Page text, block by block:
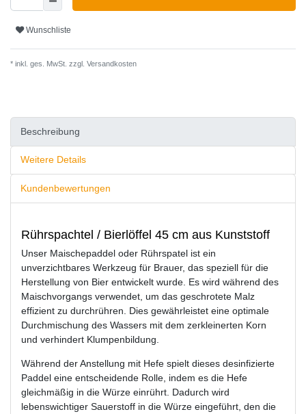
Wunschliste
* inkl. ges. MwSt. zzgl. Versandkosten
Beschreibung
Weitere Details
Kundenbewertungen
Rührspachtel / Bierlöffel 45 cm aus Kunststoff
Unser Maischepaddel oder Rührspatel ist ein
unverzichtbares Werkzeug für Brauer, das speziell für die
Herstellung von Bier entwickelt wurde. Es wird während des
Maischvorgangs verwendet, um das geschrotete Malz
effizient zu durchrühren. Dies gewährleistet eine optimale
Durchmischung des Wassers mit dem zerkleinerten Korn
und verhindert Klumpenbildung.
Während der Anstellung mit Hefe spielt dieses desinfizierte
Paddel eine entscheidende Rolle, indem es die Hefe
gleichmäßig in die Würze einrührt. Dadurch wird
lebenswichtiger Sauerstoff in die Würze eingeführt, den die